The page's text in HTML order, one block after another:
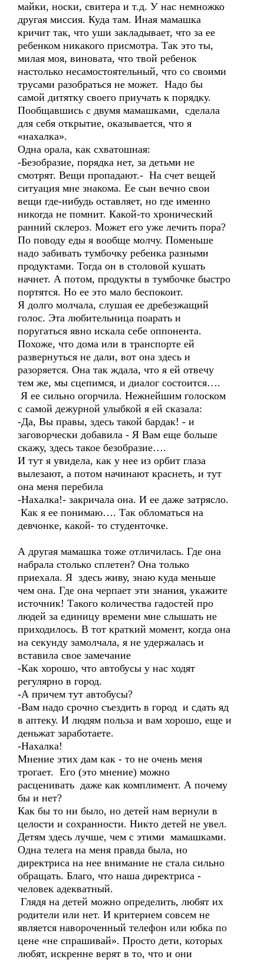
майки, носки, свитера и т.д. У нас немножко
другая миссия. Куда там. Иная мамашка
кричит так, что уши закладывает, что за ее
ребенком никакого присмотра. Так это ты,
милая моя, виновата, что твой ребенок
настолько несамостоятельный, что со своими
трусами разобраться не может. Надо бы
самой дитятку своего приучать к порядку.
Пообщавшись с двумя мамашками, сделала
для себя открытие, оказывается, что я
«нахалка».
Одна орала, как схватошная:
-Безобразие, порядка нет, за детьми не
смотрят. Вещи пропадают.- На счет вещей
ситуация мне знакома. Ее сын вечно свои
вещи где-нибудь оставляет, но где именно
никогда не помнит. Какой-то хронический
ранний склероз. Может его уже лечить пора?
По поводу еды я вообще молчу. Поменьше
надо забивать тумбочку ребенка разными
продуктами. Тогда он в столовой кушать
начнет. А потом, продукты в тумбочке быстро
портятся. Но ее это мало беспокоит.
Я долго молчала, слушая ее дребезжащий
голос. Эта любительница поарать и
поругаться явно искала себе оппонента.
Похоже, что дома или в транспорте ей
развернуться не дали, вот она здесь и
разоряется. Она так ждала, что я ей отвечу
тем же, мы сцепимся, и диалог состоится….
Я ее сильно огорчила. Нежнейшим голоском
с самой дежурной улыбкой я ей сказала:
-Да, Вы правы, здесь такой бардак! - и
заговорчески добавила - Я Вам еще больше
скажу, здесь такое безобразие….
И тут я увидела, как у нее из орбит глаза
вылезают, а потом начинают краснеть, и тут
она меня перебила
-Нахалка!- закричала она. И ее даже затрясло.
Как я ее понимаю…. Так обломаться на
девчонке, какой- то студенточке.
А другая мамашка тоже отличилась. Где она
набрала столько сплетен? Она только
приехала. Я здесь живу, знаю куда меньше
чем она. Где она черпает эти знания, укажите
источник! Такого количества гадостей про
людей за единицу времени мне слышать не
приходилось. В тот краткий момент, когда она
на секунду замолчала, я не удержалась и
вставила свое замечание
-Как хорошо, что автобусы у нас ходят
регулярно в город.
-А причем тут автобусы?
-Вам надо срочно съездить в город и сдать яд
в аптеку. И людям польза и вам хорошо, еще и
деньжат заработаете.
-Нахалка!
Мнение этих дам как - то не очень меня
трогает. Его (это мнение) можно
расценивать даже как комплимент. А почему
бы и нет?
Как бы то ни было, но детей нам вернули в
целости и сохранности. Никто детей не увел.
Детям здесь лучше, чем с этими мамашками.
Одна телега на меня правда была, но
директриса на нее внимание не стала сильно
обращать. Благо, что наша директриса -
человек адекватный.
Глядя на детей можно определить, любят их
родители или нет. И критерием совсем не
является навороченный телефон или юбка по
цене «не спрашивай». Просто дети, которых
любят, искренне верят в то, что и они